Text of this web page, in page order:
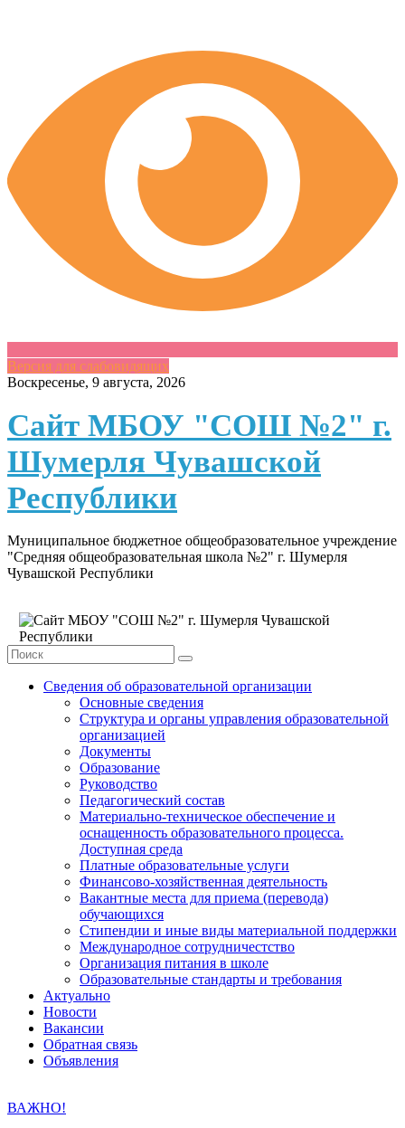
Версия для слабовидящих
Skip
content
Воскресенье, 9 августа, 2026
Сайт МБОУ "СОШ №2" г.
Шумерля Чувашской
Республики
Муниципальное бюджетное общеобразовательное учреждение
"Средняя общеобразовательная школа №2" г. Шумерля
Чувашской Республики
Сведения об образовательной организации
Основные сведения
Структура и органы управления образовательной
организацией
Документы
Образование
Руководство
Педагогический состав
Материально-техническое обеспечение и
оснащенность образовательного процесса.
Доступная среда
Платные образовательные услуги
Финансово-хозяйственная деятельность
Вакантные места для приема (перевода)
обучающихся
Стипендии и иные виды материальной поддержки
Международное сотрудничестство
Организация питания в школе
Образовательные стандарты и требования
Актуально
Новости
Вакансии
Обратная связь
Объявления
ВАЖНО!